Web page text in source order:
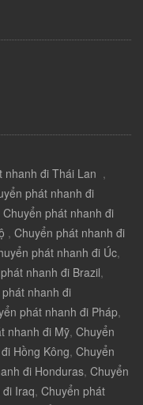
nhanh đi Thái Lan ,
phát nhanh đi
Chuyển phát nhanh đi
, Chuyển phát nhanh đi
phát nhanh đi Úc,
nhanh đi Brazil,
nhanh đi
phát nhanh đi Pháp,
nhanh đi Mỹ, Chuyển
Hồng Kông, Chuyển
đi Honduras, Chuyển
Iraq, Chuyển phát